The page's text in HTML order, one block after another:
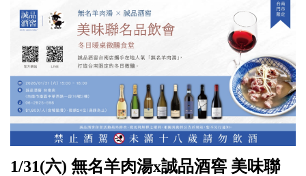
1/31(六) 無名羊肉湯x誠品酒窖 美味聯